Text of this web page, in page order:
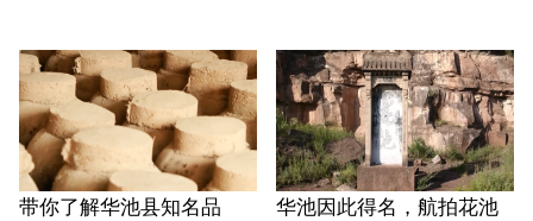
带你了解华池县知名品
华池因此得名，航拍花池